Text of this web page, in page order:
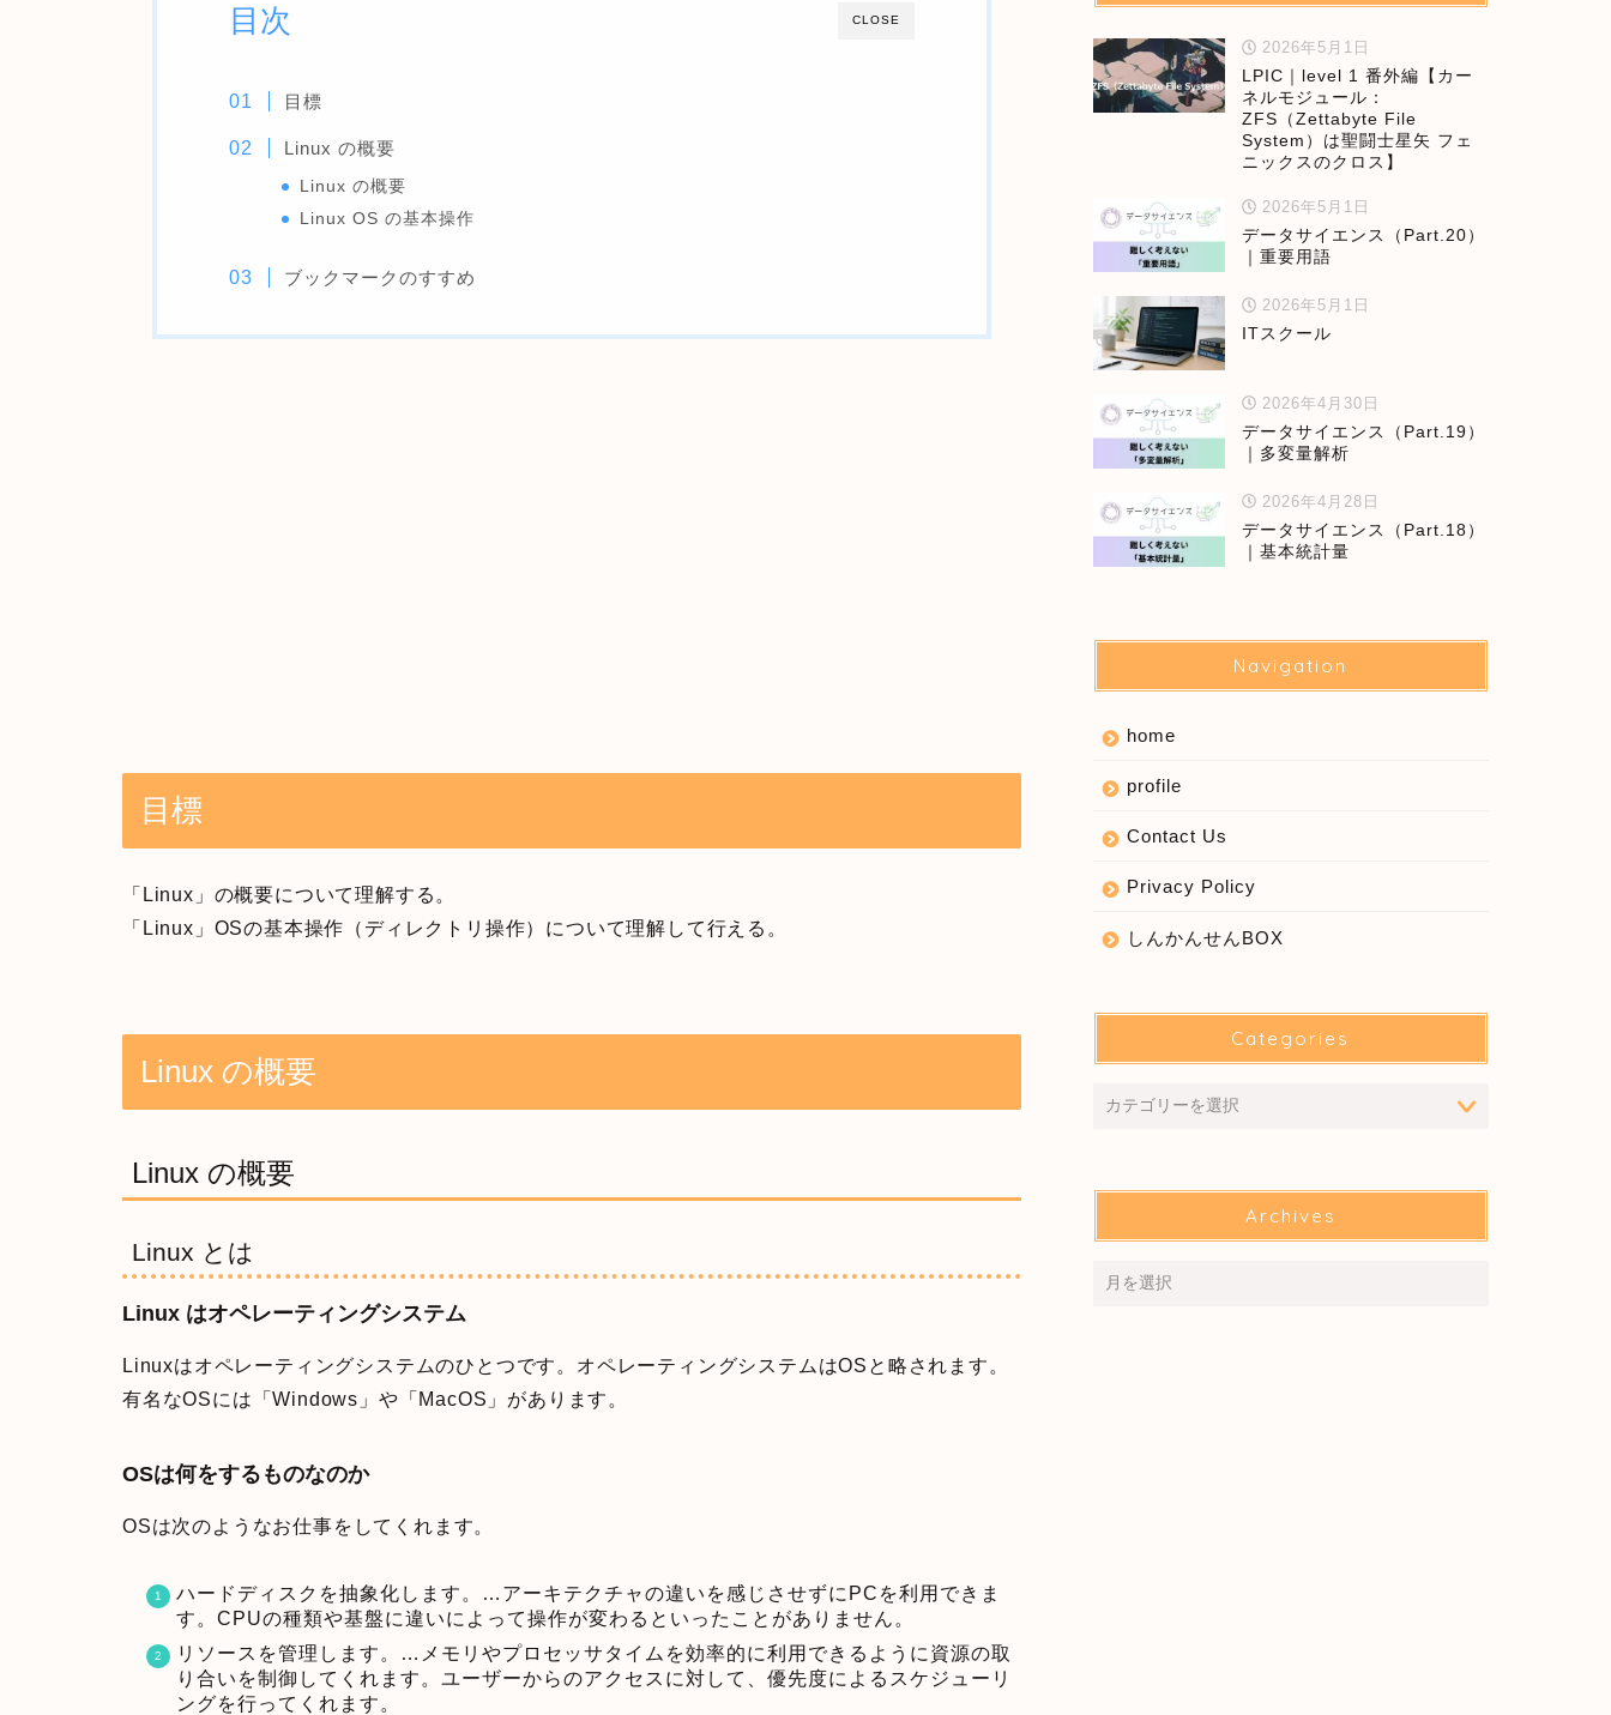
CLOSE
目次
目標
Linux の概要
Linux の概要
Linux OS の基本操作
ブックマークのすすめ
目標
「Linux」の概要について理解する。
「Linux」OSの基本操作（ディレクトリ操作）について理解して行える。
Linux の概要
Linux の概要
Linux とは
Linux はオペレーティングシステム
Linuxはオペレーティングシステムのひとつです。オペレーティングシステムはOSと略されます。
有名なOSには「Windows」や「MacOS」があります。
OSは何をするものなのか
OSは次のようなお仕事をしてくれます。
ハードディスクを抽象化します。…アーキテクチャの違いを感じさせずにPCを利用できま
す。CPUの種類や基盤に違いによって操作が変わるといったことがありません。
リソースを管理します。…メモリやプロセッサタイムを効率的に利用できるように資源の取
り合いを制御してくれます。ユーザーからのアクセスに対して、優先度によるスケジューリ
ングを行ってくれます。
2026年5月1日
LPIC｜level 1 番外編【カー
ネルモジュール：
ZFS（Zettabyte File
System）は聖闘士星矢 フェ
ニックスのクロス】
2026年5月1日
データサイエンス（Part.20）
｜重要用語
2026年5月1日
ITスクール
2026年4月30日
データサイエンス（Part.19）
｜多変量解析
2026年4月28日
データサイエンス（Part.18）
｜基本統計量
Navigation
home
profile
Contact Us
Privacy Policy
しんかんせんBOX
Categories
Archives